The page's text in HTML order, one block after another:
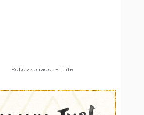
Robô aspirador – ILife